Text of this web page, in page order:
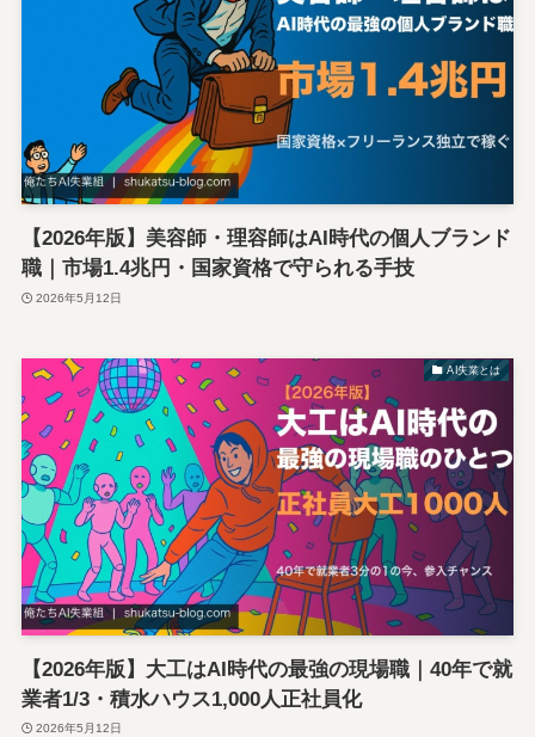
【2026年版】美容師・理容師はAI時代の個人ブランド
職｜市場1.4兆円・国家資格で守られる手技
2026年5月12日
AI失業とは
【2026年版】大工はAI時代の最強の現場職｜40年で就
業者1/3・積水ハウス1,000人正社員化
2026年5月12日